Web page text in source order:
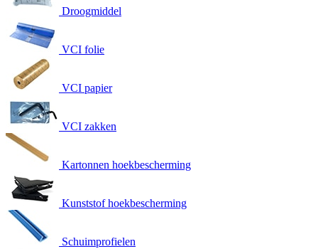
Droogmiddel
VCI folie
VCI papier
VCI zakken
Kartonnen hoekbescherming
Kunststof hoekbescherming
Schuimprofielen